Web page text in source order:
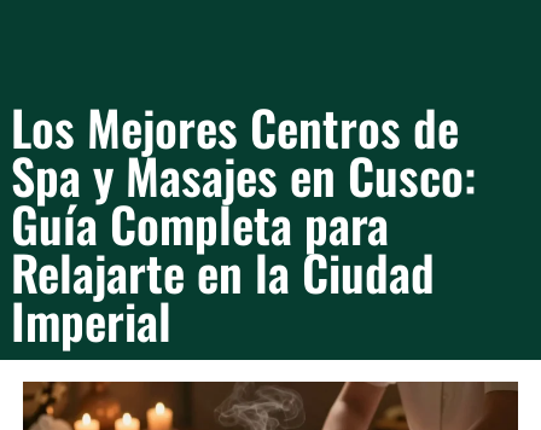
Los Mejores Centros de
Spa y Masajes en Cusco:
Guía Completa para
Relajarte en la Ciudad
Imperial